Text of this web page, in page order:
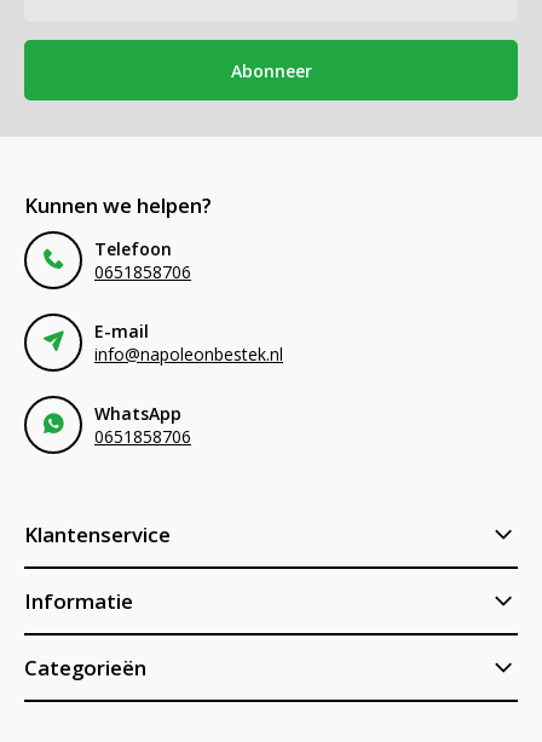
Abonneer
Kunnen we helpen?
Telefoon
0651858706
E-mail
info@napoleonbestek.nl
WhatsApp
0651858706
Klantenservice
Informatie
Categorieën